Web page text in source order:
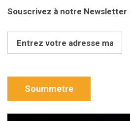
Souscrivez à notre Newsletter